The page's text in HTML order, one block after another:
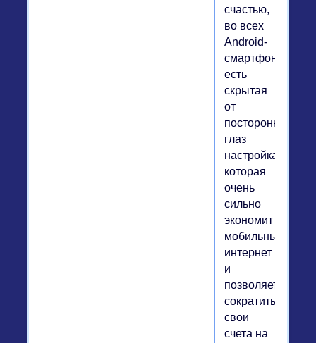
счастью,
во всех
Android-
смартфонах
есть
скрытая
от
посторонних
глаз
настройка,
которая
очень
сильно
экономит
мобильный
интернет
и
позволяет
сократить
свои
счета на